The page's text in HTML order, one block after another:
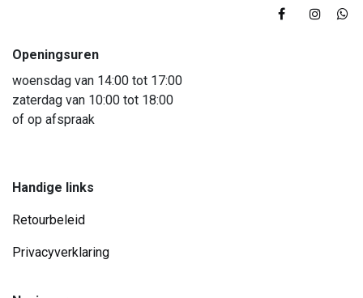
Openingsuren
woensdag van 14:00 tot 17:00
zaterdag van 10:00 tot 18:00
of op afspraak
Handige links
Retourbeleid
Privacyverklaring